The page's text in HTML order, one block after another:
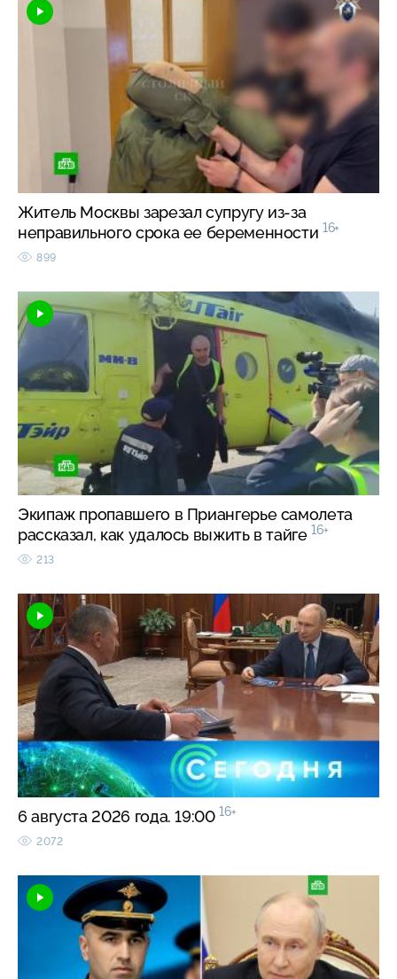
Житель Москвы зарезал супругу из-за
неправильного срока ее беременности 16+
899
Экипаж пропавшего в Приангерье самолета
рассказал, как удалось выжить в тайге 16+
213
6 августа 2026 года. 19:00 16+
2072